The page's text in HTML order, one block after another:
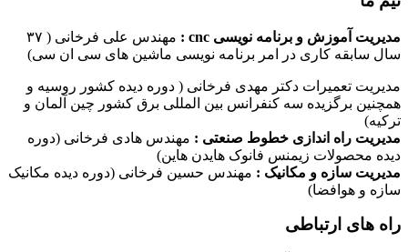
مدیریت آموزش و برنامه نویسی cnc :
مهندس علی فرخانی ( ۳۷
سال سابقه کاری در امر برنامه نویسی ماشین های سی ان سی)
مدیریت تعمیرات دکتر مهدی فرخانی ( دوره دیده کشور روسیه و
همچنین برگزیده سه کنفرانس بین المللی برق کشور چین آلمان و
ترکیه)
مدیریت راه اندازی خطوط صنعتی : مهندس هادی فرخانی (دوره
دیده محصولات زیمنس فانوک هایدن هاین)
مدیریت سازه و مکانیک : مهندس حسین فرخانی (دوره دیده مکانیک
سازه و هوافضا)
راه های ارتباطی